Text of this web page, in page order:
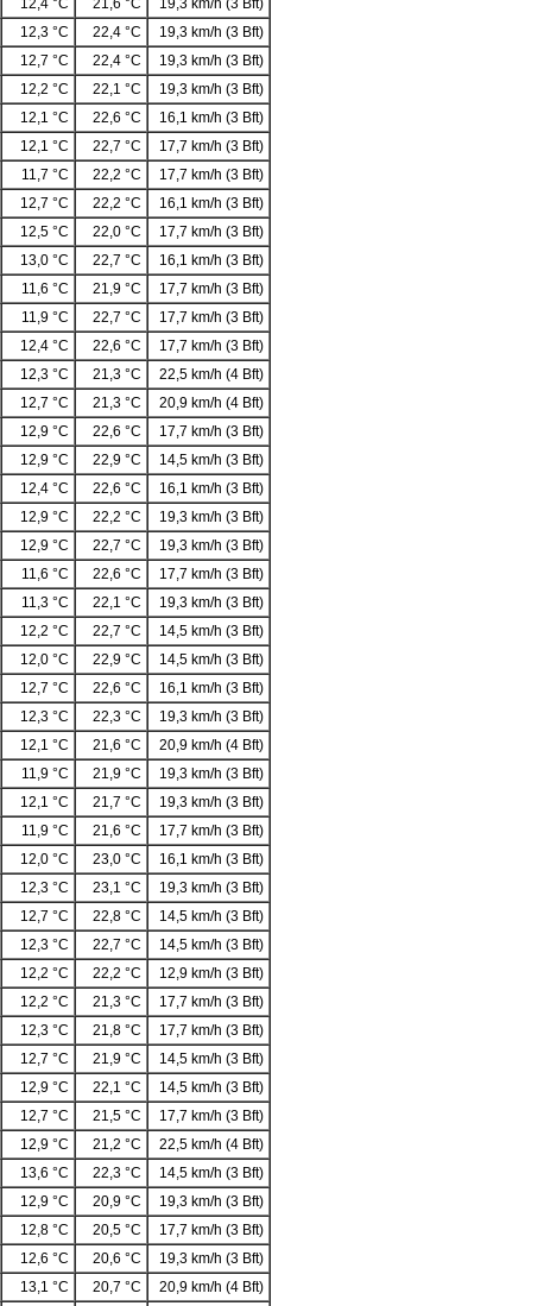
12,4 °C 21,6 °C
19,3 km/h (3 Bft)
12,3 °C 22,4 °C
19,3 km/h (3 Bft)
12,7 °C 22,4 °C
19,3 km/h (3 Bft)
12,2 °C 22,1 °C
19,3 km/h (3 Bft)
12,1 °C 22,6 °C
16,1 km/h (3 Bft)
12,1 °C 22,7 °C
17,7 km/h (3 Bft)
11,7 °C 22,2 °C
17,7 km/h (3 Bft)
12,7 °C 22,2 °C
16,1 km/h (3 Bft)
12,5 °C 22,0 °C
17,7 km/h (3 Bft)
13,0 °C 22,7 °C
16,1 km/h (3 Bft)
11,6 °C 21,9 °C
17,7 km/h (3 Bft)
11,9 °C 22,7 °C
17,7 km/h (3 Bft)
12,4 °C 22,6 °C
17,7 km/h (3 Bft)
12,3 °C 21,3 °C
22,5 km/h (4 Bft)
12,7 °C 21,3 °C
20,9 km/h (4 Bft)
12,9 °C 22,6 °C
17,7 km/h (3 Bft)
12,9 °C 22,9 °C
14,5 km/h (3 Bft)
12,4 °C 22,6 °C
16,1 km/h (3 Bft)
12,9 °C 22,2 °C
19,3 km/h (3 Bft)
12,9 °C 22,7 °C
19,3 km/h (3 Bft)
11,6 °C 22,6 °C
17,7 km/h (3 Bft)
11,3 °C 22,1 °C
19,3 km/h (3 Bft)
12,2 °C 22,7 °C
14,5 km/h (3 Bft)
12,0 °C 22,9 °C
14,5 km/h (3 Bft)
12,7 °C 22,6 °C
16,1 km/h (3 Bft)
12,3 °C 22,3 °C
19,3 km/h (3 Bft)
12,1 °C 21,6 °C
20,9 km/h (4 Bft)
11,9 °C 21,9 °C
19,3 km/h (3 Bft)
12,1 °C 21,7 °C
19,3 km/h (3 Bft)
11,9 °C 21,6 °C
17,7 km/h (3 Bft)
12,0 °C 23,0 °C
16,1 km/h (3 Bft)
12,3 °C 23,1 °C
19,3 km/h (3 Bft)
12,7 °C 22,8 °C
14,5 km/h (3 Bft)
12,3 °C 22,7 °C
14,5 km/h (3 Bft)
12,2 °C 22,2 °C
12,9 km/h (3 Bft)
12,2 °C 21,3 °C
17,7 km/h (3 Bft)
12,3 °C 21,8 °C
17,7 km/h (3 Bft)
12,7 °C 21,9 °C
14,5 km/h (3 Bft)
12,9 °C 22,1 °C
14,5 km/h (3 Bft)
12,7 °C 21,5 °C
17,7 km/h (3 Bft)
12,9 °C 21,2 °C
22,5 km/h (4 Bft)
13,6 °C 22,3 °C
14,5 km/h (3 Bft)
12,9 °C 20,9 °C
19,3 km/h (3 Bft)
12,8 °C 20,5 °C
17,7 km/h (3 Bft)
12,6 °C 20,6 °C
19,3 km/h (3 Bft)
13,1 °C 20,7 °C
20,9 km/h (4 Bft)